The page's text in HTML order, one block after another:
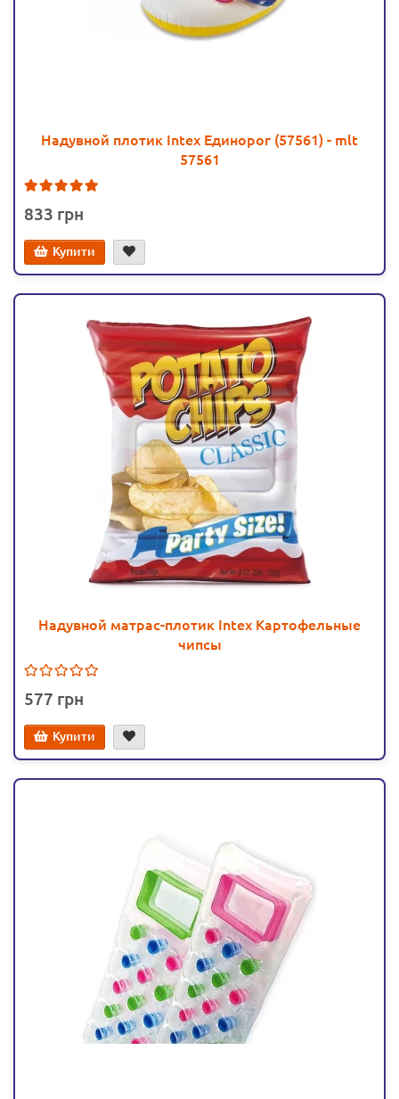
Надувной плотик Intex Единорог (57561) - mlt
57561
833
Купити
Надувной матрас-плотик Intex Картофельные
чипсы
577
Купити